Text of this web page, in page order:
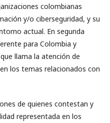
colombianas
y/o ciberseguridad, y su
actual. En segunda
para Colombia y
llama la atención de
los temas relacionados con
de quienes contestan y
representada en los